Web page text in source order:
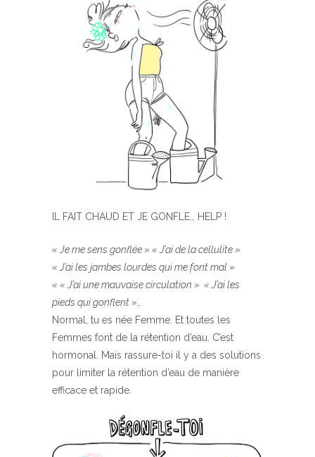
IL FAIT CHAUD ET JE GONFLE… HELP !
« Je me sens gonflée » « J’ai de la cellulite »
« J’ai les jambes lourdes qui me font mal »
« « J’ai une mauvaise circulation » « J’ai les
pieds qui gonflent »…
Normal, tu es née Femme. Et toutes les
Femmes font de la rétention d’eau. C’est
hormonal. Mais rassure-toi il y a des solutions
pour limiter la rétention d’eau de manière
efficace et rapide.